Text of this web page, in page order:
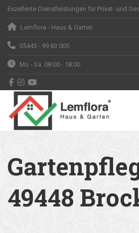
Exzellente Dienstleistungen für Privat- und
Lemflora - Haus & Garten
05443 - 99 83 005
Mo - Sa: 08:00 - 18:00
49448